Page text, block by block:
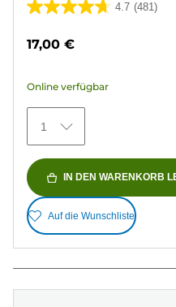
4.7 (481)
4.7
5
481
Bewertungen
17,00 €
Online verfügbar
1
IN DEN WARENKORB
Auf die Wunschliste